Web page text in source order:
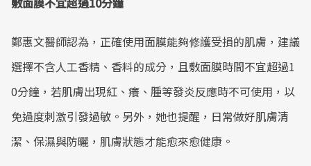
鄭惠文醫師認為，正確使用面膜能夠修護受損的肌膚，建議
選擇不含人工香精、香料的成分，且敷面膜時間不宜超過1
0分鐘，若肌膚出現紅、癢、腫等發炎反應時不可使用，以
免過度刺激引發過敏。另外，她也提醒，日常做好肌膚清
潔、保濕與防曬，肌膚狀態才能愈來愈健康。